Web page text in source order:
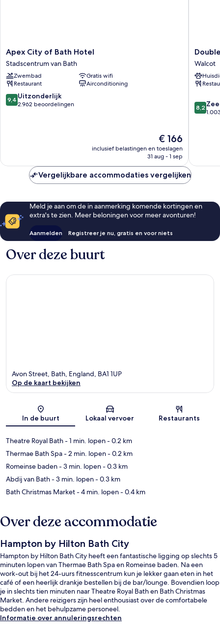
Apex
City
of
Bath
Hotel
Stadscentrum
van
Apex City of Bath Hotel
Stadscentrum van Bath
Zwembad
Gratis wifi
Restaurant
Airconditioning
9.4
van
9,4 Uitzonderlijk
2.962 beoordelingen
De
prijs
is
€ 166
inclusief belastingen en toeslagen
31 aug - 1 sep
by
Hilton
Bath
Walcot
Walcot
8.2
van
8,2
Vergelijkbare accommodaties vergelijken
Meld je aan om de in aanmerking komende kortingen en
extra's te zien. Meer beloningen voor meer avonturen!
Aanmelden Registreer je nu, gratis en voor niets
Over deze buurt
Kaart
Avon Street, Bath, England, BA1 1UP
Op de kaart bekijken
In de buurt Lokaal vervoer Restaurants
Theatre Royal Bath- 1 min. lopen- 0.2 km
Thermae Bath Spa- 2 min. lopen- 0.2 km
Romeinse baden- 3 min. lopen- 0.3 km
Abdij van Bath- 3 min. lopen- 0.3 km
Bath Christmas Market- 4 min. lopen- 0.4 km
Over deze accommodatie
Hampton by Hilton Bath City
Hampton by Hilton Bath City heeft een fantastische ligging op slechts 5
minuten lopen van Thermae Bath Spa en Romeinse baden. Na een
work-out bij het 24-uurs fitnesscentrum kun je lekker gaan eten in het
café of een heerlijk drankje bestellen bij de bar/lounge. Bovendien loop
je in slechts tien minuten naar Theatre Royal Bath en Bath Christmas
Market. Andere reizigers zijn heel enthousiast over de comfortabele
bedden en het behulpzame personeel.
Informatie over annuleringsrechten